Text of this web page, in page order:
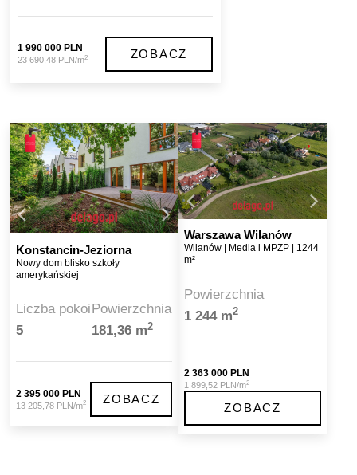
1 990 000 PLN
23 690,48 PLN/m2 ZOBACZ
Konstancin-Jeziorna
Nowy dom blisko szkoły
amerykańskiej
Liczba pokoi
5
Powierzchnia
181,36 m2
2 395 000 PLN
13 205,78 PLN/m2 ZOBACZ
Warszawa Wilanów
Wilanów | Media i MPZP | 1244
m²
Powierzchnia
1 244 m2
2 363 000 PLN
1 899,52 PLN/m2
ZOBACZ